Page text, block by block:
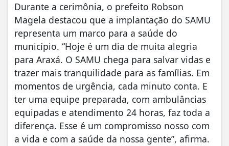
Durante a cerimônia, o prefeito Robson
Magela destacou que a implantação do SAMU
representa um marco para a saúde do
município. “Hoje é um dia de muita alegria
para Araxá. O SAMU chega para salvar vidas e
trazer mais tranquilidade para as famílias. Em
momentos de urgência, cada minuto conta. E
ter uma equipe preparada, com ambulâncias
equipadas e atendimento 24 horas, faz toda a
diferença. Esse é um compromisso nosso com
a vida e com a saúde da nossa gente”, afirma.